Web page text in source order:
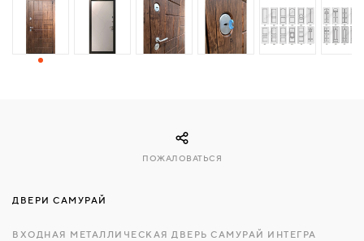
СВЯЗАТЬСЯ
ДВЕРИ САМУРАЙ
ВХОДНАЯ МЕТАЛЛИЧЕСКАЯ ДВЕРЬ САМУРАЙ ИНТЕГРА
ПОЖАЛОВАТЬСЯ